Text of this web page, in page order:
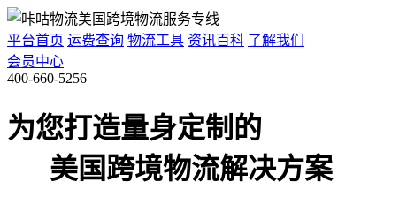
平台首页 运费查询 物流工具 资讯百科 了解我们
会员中心
400-660-5256
为您打造量身定制的
美国跨境物流解决方案